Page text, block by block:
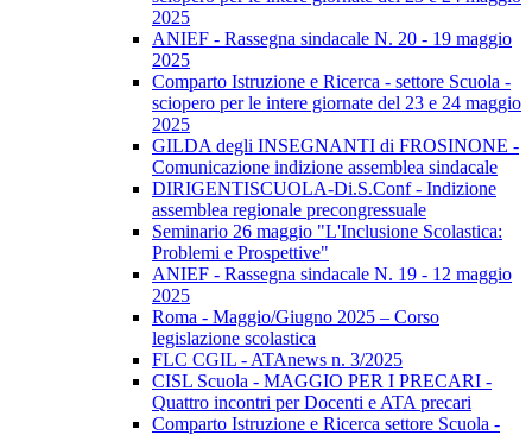
2025
ANIEF - Rassegna sindacale N. 20 - 19 maggio
2025
Comparto Istruzione e Ricerca - settore Scuola -
sciopero per le intere giornate del 23 e 24 maggio
2025
GILDA degli INSEGNANTI di FROSINONE -
Comunicazione indizione assemblea sindacale
DIRIGENTISCUOLA-Di.S.Conf - Indizione
assemblea regionale precongressuale
Seminario 26 maggio "L'Inclusione Scolastica:
Problemi e Prospettive"
ANIEF - Rassegna sindacale N. 19 - 12 maggio
2025
Roma - Maggio/Giugno 2025 – Corso
legislazione scolastica
FLC CGIL - ATAnews n. 3/2025
CISL Scuola - MAGGIO PER I PRECARI -
Quattro incontri per Docenti e ATA precari
Comparto Istruzione e Ricerca settore Scuola -